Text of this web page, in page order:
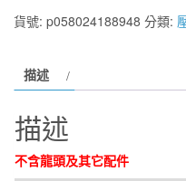
空
缸
含
廠
貨號: p058024188948 分類:
描述
描述
不含龍頭及其它配件